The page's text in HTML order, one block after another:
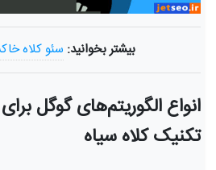
بیشتر بخوانید: سئو کلاه
انواع الگوریتم‌های گوگل برای
تکنیک کلاه سیاه